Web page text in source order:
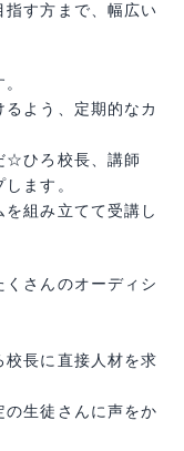
す方まで、幅広い
よう、定期的なカ
☆ひろ校長、講師
ます。
組み立てて受講し
さんのオーディシ
長に直接人材を求
の生徒さんに声をか